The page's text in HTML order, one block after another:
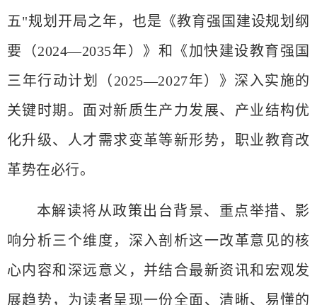
五"规划开局之年，也是《教育强国建设规划纲
要（2024—2035年）》和《加快建设教育强国
三年行动计划（2025—2027年）》深入实施的
关键时期。面对新质生产力发展、产业结构优
化升级、人才需求变革等新形势，职业教育改
革势在必行。
本解读将从政策出台背景、重点举措、影
响分析三个维度，深入剖析这一改革意见的核
心内容和深远意义，并结合最新资讯和宏观发
展趋势，为读者呈现一份全面、清晰、易懂的